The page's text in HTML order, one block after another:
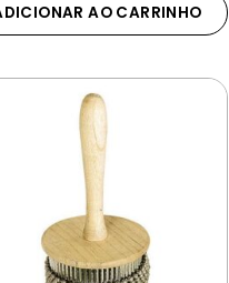
AO CARRINHO